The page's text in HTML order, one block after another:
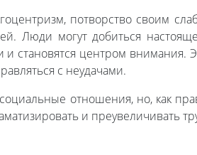
потворство своим
Люди могут добиться
становятся центром
с неудачами.
социальные отношения, но, как
и преувеличивать